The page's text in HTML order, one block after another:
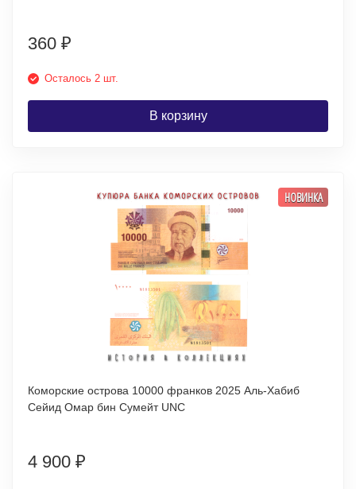
360 ₽
Осталось 2 шт.
В корзину
НОВИНКА
Коморские острова 10000 франков 2025 Аль-Хабиб
Сейид Омар бин Сумейт UNC
4 900 ₽